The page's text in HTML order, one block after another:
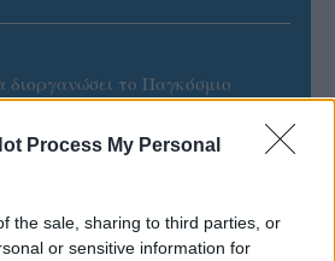
Process My Personal
the sale, sharing to third parties, or
or sensitive information for
διοργανώσει το Παγκόσμιο
– Αντιδρούν οι σύλλογοι
Βίλτενμπουργκ